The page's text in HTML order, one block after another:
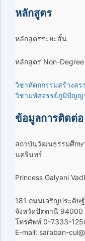
หลักสูตร
หลักสูตรระยะสั้น
หลักสูตร Non-Degree
วิชาหัตถกรรมสร้างสร
วิชามหัศจรรย์ภูมิปัญญ
ข้อมูลการติดต่อ
สถาบันวัฒนธรรมศึก
นครินทร์
Princess Galyani
181 ถนนเจริญประดิษ
จังหวัดปัตตานี 94000
โทรศัพท์ 0-7333-
E-mail: saraban-